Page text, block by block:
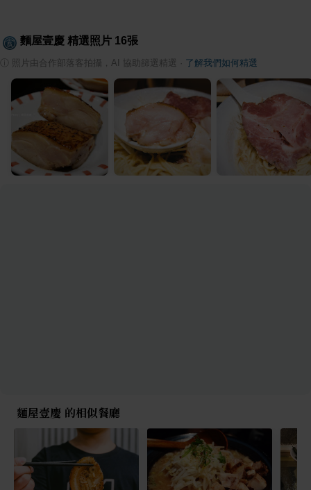
麵屋壹慶 精選照片 16張
照片由合作部落客拍攝，AI 協助篩選精選 了解我們如何精選
麵屋壹慶 的相似餐廳